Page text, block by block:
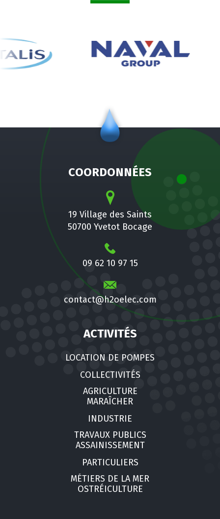
COORDONNÉES
19 Village des Saints
50700 Yvetot Bocage
09 62 10 97 15
contact@h2oelec.com
ACTIVITÉS
LOCATION DE POMPES
COLLECTIVITÉS
AGRICULTURE
MARAÎCHER
INDUSTRIE
TRAVAUX PUBLICS
ASSAINISSEMENT
PARTICULIERS
MÉTIERS DE LA MER
OSTRÉICULTURE